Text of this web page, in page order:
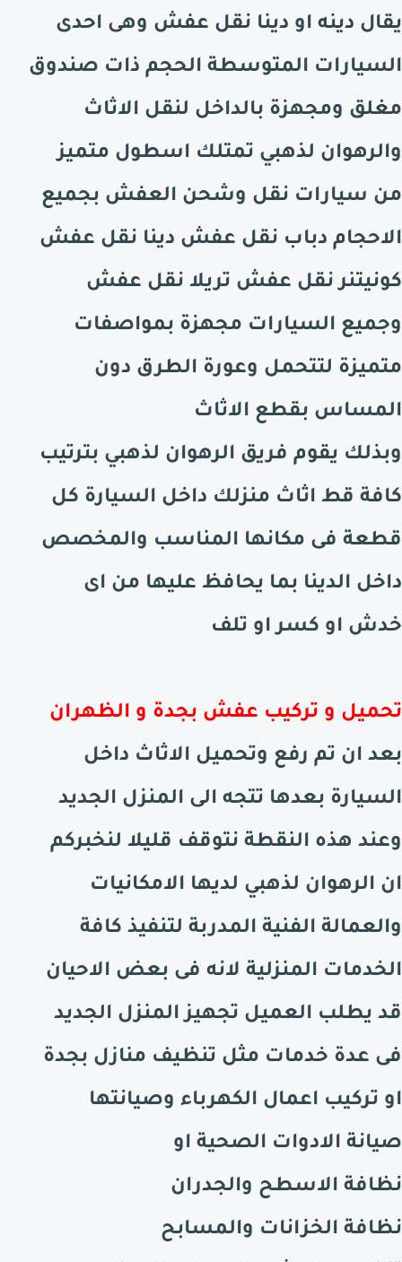
يقال دينه او دينا نقل عفش وهى احدى
السيارات المتوسطة الحجم ذات صندوق
مغلق ومجهزة بالداخل لنقل الاثاث
والرهوان لذهبي تمتلك اسطول متميز
من سيارات نقل وشحن العفش بجميع
الاحجام دباب نقل عفش دينا نقل عفش
كونيتنر نقل عفش تريلا نقل عفش
وجميع السيارات مجهزة بمواصفات
متميزة لتتحمل وعورة الطرق دون
المساس بقطع الاثاث
وبذلك يقوم فريق الرهوان لذهبي بترتيب
كافة قط اثاث منزلك داخل السيارة كل
قطعة فى مكانها المناسب والمخصص
داخل الدينا بما يحافظ عليها من اى
خدش او كسر او تلف
تحميل و تركيب عفش بجدة و الظهران
بعد ان تم رفع وتحميل الاثاث داخل
السيارة بعدها تتجه الى المنزل الجديد
وعند هذه النقطة نتوقف قليلا لنخبركم
ان الرهوان لذهبي لديها الامكانيات
والعمالة الفنية المدربة لتنفيذ كافة
الخدمات المنزلية لانه فى بعض الاحيان
قد يطلب العميل تجهيز المنزل الجديد
فى عدة خدمات مثل تنظيف منازل بجدة
او تركيب اعمال الكهرباء وصيانتها
صيانة الادوات الصحية او
نظافة الاسطح والجدران
نظافة الخزانات والمسابح